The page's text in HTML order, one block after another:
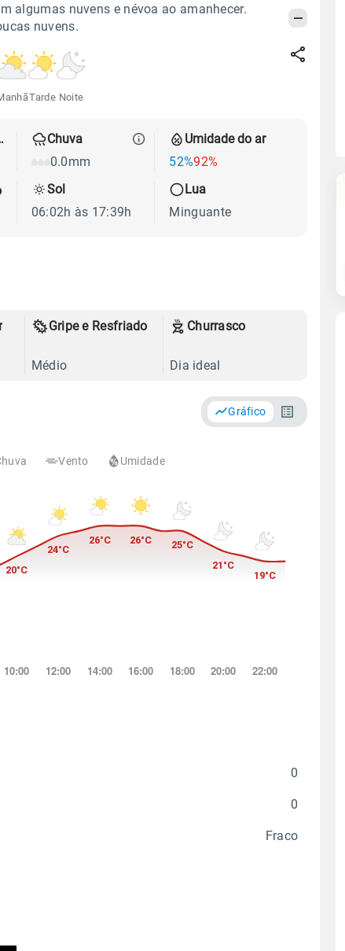
algumas nuvens e névoa ao amanhecer.
nuvens.
Tarde Noite
Chuva
0.0mm
Umidade do ar
52%92%
Sol
06:02h às 17:39h
Lua
Minguante
Gripe e Resfriado
Médio
Churrasco
Dia ideal
Gráfico
Vento Umidade
0
0
Fraco